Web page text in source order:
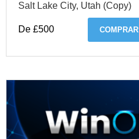
Salt Lake City, Utah (Copy)
De £500 COMPRAR